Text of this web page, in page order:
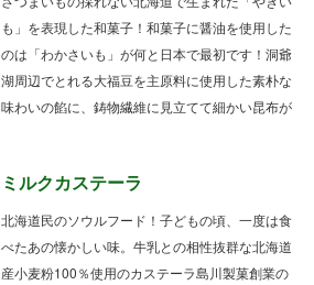
も」を表現した和菓子！和菓子に醤油を使用した
のは「わかさいも」が何と日本で最初です！洞爺
湖周辺でとれる大福豆を主原料に使用した素朴な
味わいの餡に、鋳物繊維に見立てて細かい昆布が
ミルクカステーラ
北海道民のソウルフード！子どもの頃、一度は食
べたあの懐かしい味。牛乳との相性抜群な北海道
産小麦粉100％使用のカステーラ島川製菓創業の